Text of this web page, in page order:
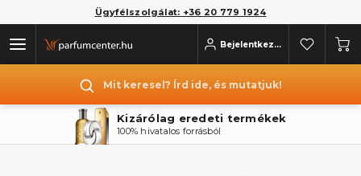
Ügyfélszolgálat: +36 20 779 1924
Bejelentkezés
Mit keresel? Írd ide, és mutatjuk!
Kizárólag eredeti termékek
100% hivatalos forrásból